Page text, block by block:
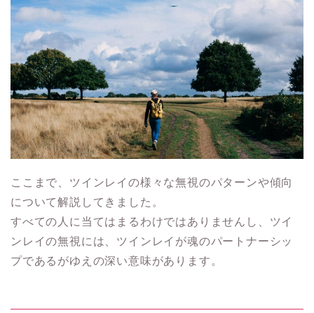
ここまで、ツインレイの様々な無視のパターンや傾向
について解説してきました。
すべての人に当てはまるわけではありませんし、ツイ
ンレイの無視には、ツインレイが魂のパートナーシッ
プであるがゆえの深い意味があります。